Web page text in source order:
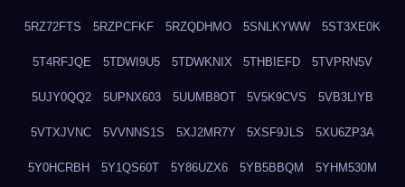
5RZ72FTS 5RZPCFKF 5RZQDHMO 5SNLKYWW 5ST3XE0K
5T4RFJQE 5TDWI9U5 5TDWKNIX 5THBIEFD 5TVPRN5V
5UJY0QQ2 5UPNX603 5UUMB8OT 5V5K9CVS 5VB3LIYB
5VTXJVNC 5VVNNS1S 5XJ2MR7Y 5XSF9JLS 5XU6ZP3A
5Y0HCRBH 5Y1QS60T 5Y86UZX6 5YB5BBQM 5YHM530M